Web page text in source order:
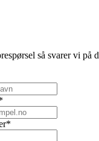
så svarer vi på
*